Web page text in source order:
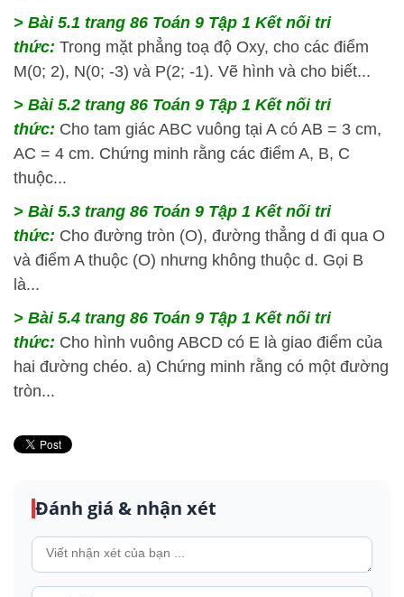
> Bài 5.1 trang 86 Toán 9 Tập 1 Kết nối tri
thức: Trong mặt phẳng toạ độ Oxy, cho các điểm
M(0; 2), N(0; -3) và P(2; -1). Vẽ hình và cho biết...
> Bài 5.2 trang 86 Toán 9 Tập 1 Kết nối tri
thức: Cho tam giác ABC vuông tại A có AB = 3 cm,
AC = 4 cm. Chứng minh rằng các điểm A, B, C
thuộc...
> Bài 5.3 trang 86 Toán 9 Tập 1 Kết nối tri
thức: Cho đường tròn (O), đường thẳng d đi qua O
và điểm A thuộc (O) nhưng không thuộc d. Gọi B
là...
> Bài 5.4 trang 86 Toán 9 Tập 1 Kết nối tri
thức: Cho hình vuông ABCD có E là giao điểm của
hai đường chéo. a) Chứng minh rằng có một đường
tròn...
Đánh giá & nhận xét